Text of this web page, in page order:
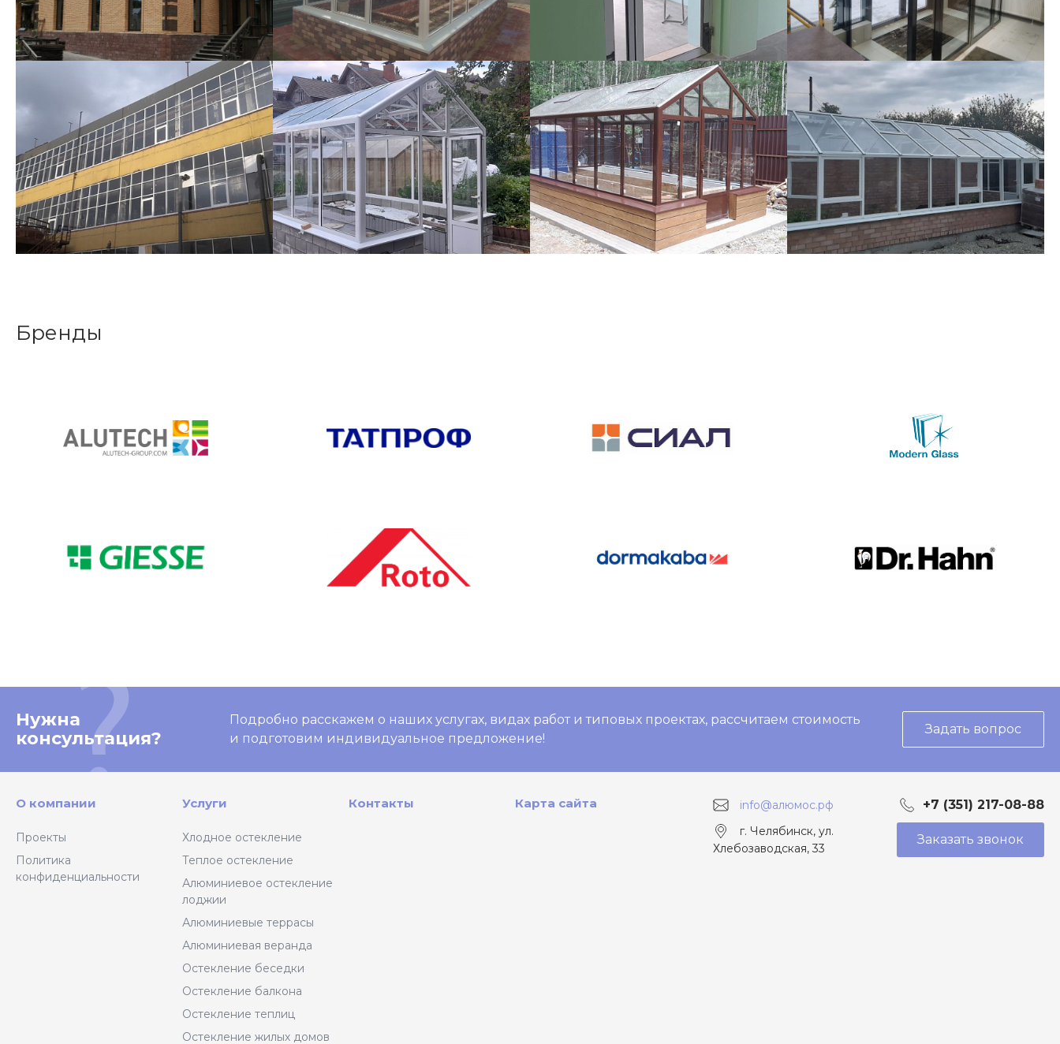
Бренды
Нужна
консультация?
Подробно расскажем о наших услугах, видах работ и типовых проектах, рассчитаем стоимость
и подготовим индивидуальное предложение!
Задать вопрос
О компании
Проекты
Политика
конфиденциальности
Услуги
Хлодное остекление
Теплое остекление
Алюминиевое остекление
лоджии
Алюминиевые террасы
Алюминиевая веранда
Остекление беседки
Остекление балкона
Остекление теплиц
Остекление жилых домов
Контакты Карта сайта info@алюмос.рф +7 (351) 217-08-88
г. Челябинск, ул.
Хлебозаводская, 33
Заказать звонок